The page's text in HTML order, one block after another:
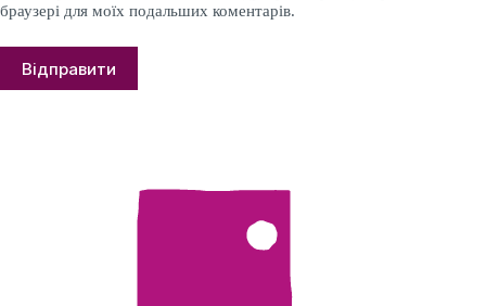
браузері для моїх подальших коментарів.
Відправити